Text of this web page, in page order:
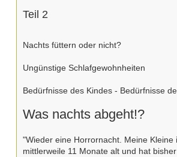
Teil 2
Nachts füttern oder nicht?
Ungünstige Schlafgewohnheiten
Bedürfnisse des Kindes - Bedürfnisse
Was nachts abgeht!?
"Wieder eine Horrornacht. Meine Kleine
mittlerweile 11 Monate alt und hat